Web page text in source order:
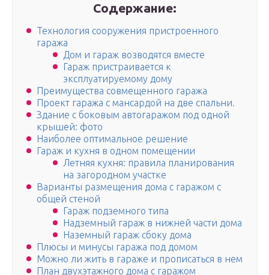
Содержание:
Технология сооружения пристроенного
гаража
Дом и гараж возводятся вместе
Гараж пристраивается к
эксплуатируемому дому
Преимущества совмещенного гаража
Проект гаража с мансардой на две спальни.
Здание с боковым автогаражом под одной
крышей: фото
Наиболее оптимальное решение
Гараж и кухня в одном помещении
Летняя кухня: правила планирования
на загородном участке
Варианты размещения дома с гаражом с
общей стеной
Гараж подземного типа
Надземный гараж в нижней части дома
Наземный гараж сбоку дома
Плюсы и минусы гаража под домом
Можно ли жить в гараже и прописаться в нем
План двухэтажного дома с гаражом